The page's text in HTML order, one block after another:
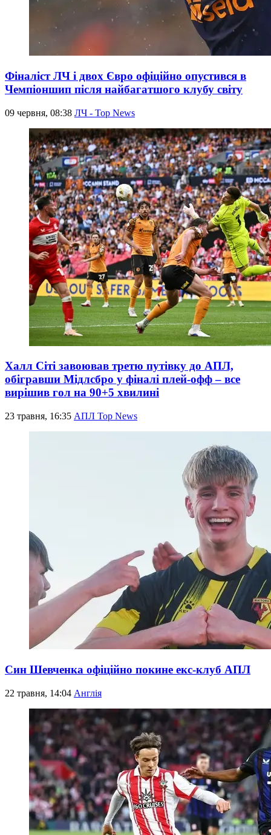
Фіналіст ЛЧ і двох Євро офіційно опустився в
Чемпіоншип після найбагатшого клубу світу
09 червня, 08:38 ЛЧ - Top News
Халл Сіті завоював третю путівку до АПЛ,
обігравши Мідлсбро у фіналі плей-офф – все
вирішив гол на 90+5 хвилині
23 травня, 16:35 АПЛ Top News
Син Шевченка офіційно покине екс-клуб АПЛ
22 травня, 14:04 Англія